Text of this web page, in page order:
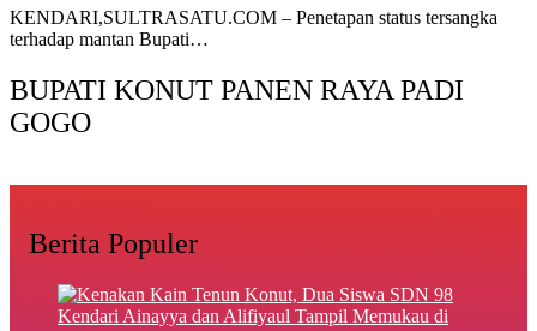
KENDARI,SULTRASATU.COM – Penetapan status tersangka
terhadap mantan Bupati…
BUPATI KONUT PANEN RAYA PADI
GOGO
Berita Populer